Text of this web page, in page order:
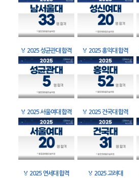
🏅 2025 성균관대 합격 🏅 2025 홍익대 합격
🏅 2025 서울여대 합격 🏅 2025 건국대 합격
🏅 2025 연세대 합격 🏅 2025 고려대